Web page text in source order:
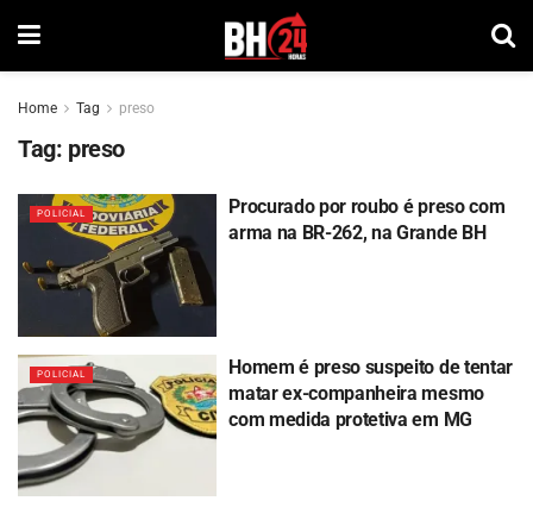
Home Tag preso
Tag: preso
POLICIAL
Procurado por roubo é preso com
arma na BR-262, na Grande BH
POLICIAL
Homem é preso suspeito de tentar
matar ex-companheira mesmo
com medida protetiva em MG